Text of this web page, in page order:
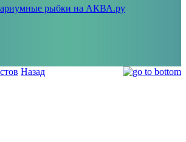
Назад